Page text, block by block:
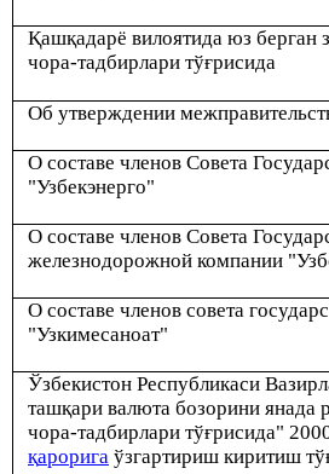
Қашқадарё вилоятида юз берган
чора-тадбирлари тўғрисида
Об утверждении
О составе членов Совета
"Узбекэнерго"
О составе членов Совета
железнодорожной компании
О составе членов совета
"Узкимесаноат"
Ўзбекистон Республикаси
ташқари валюта бозорини янада
чора-тадбирлари тўғрисида"
қарорига ўзгартириш киритиш тў